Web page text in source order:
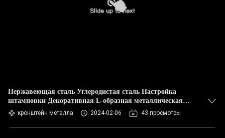
Нержавеющая сталь Углеродистая сталь Настройка
штамповки Декоративная L-образная металлическая
скоба Угловые скобы
кронштейн металла 2024-02-06 43 просмотры